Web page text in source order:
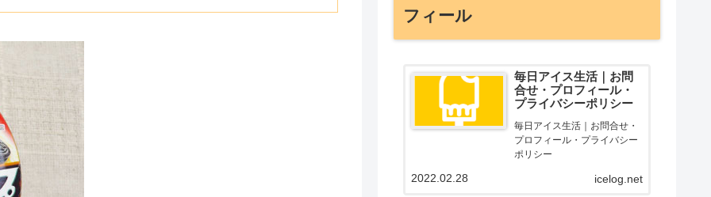
フィール
毎日アイス生活｜お問
合せ・プロフィール・
プライバシーポリシー
毎日アイス生活｜お問合せ・
プロフィール・プライバシー
ポリシー
icelog.net
2022.02.28